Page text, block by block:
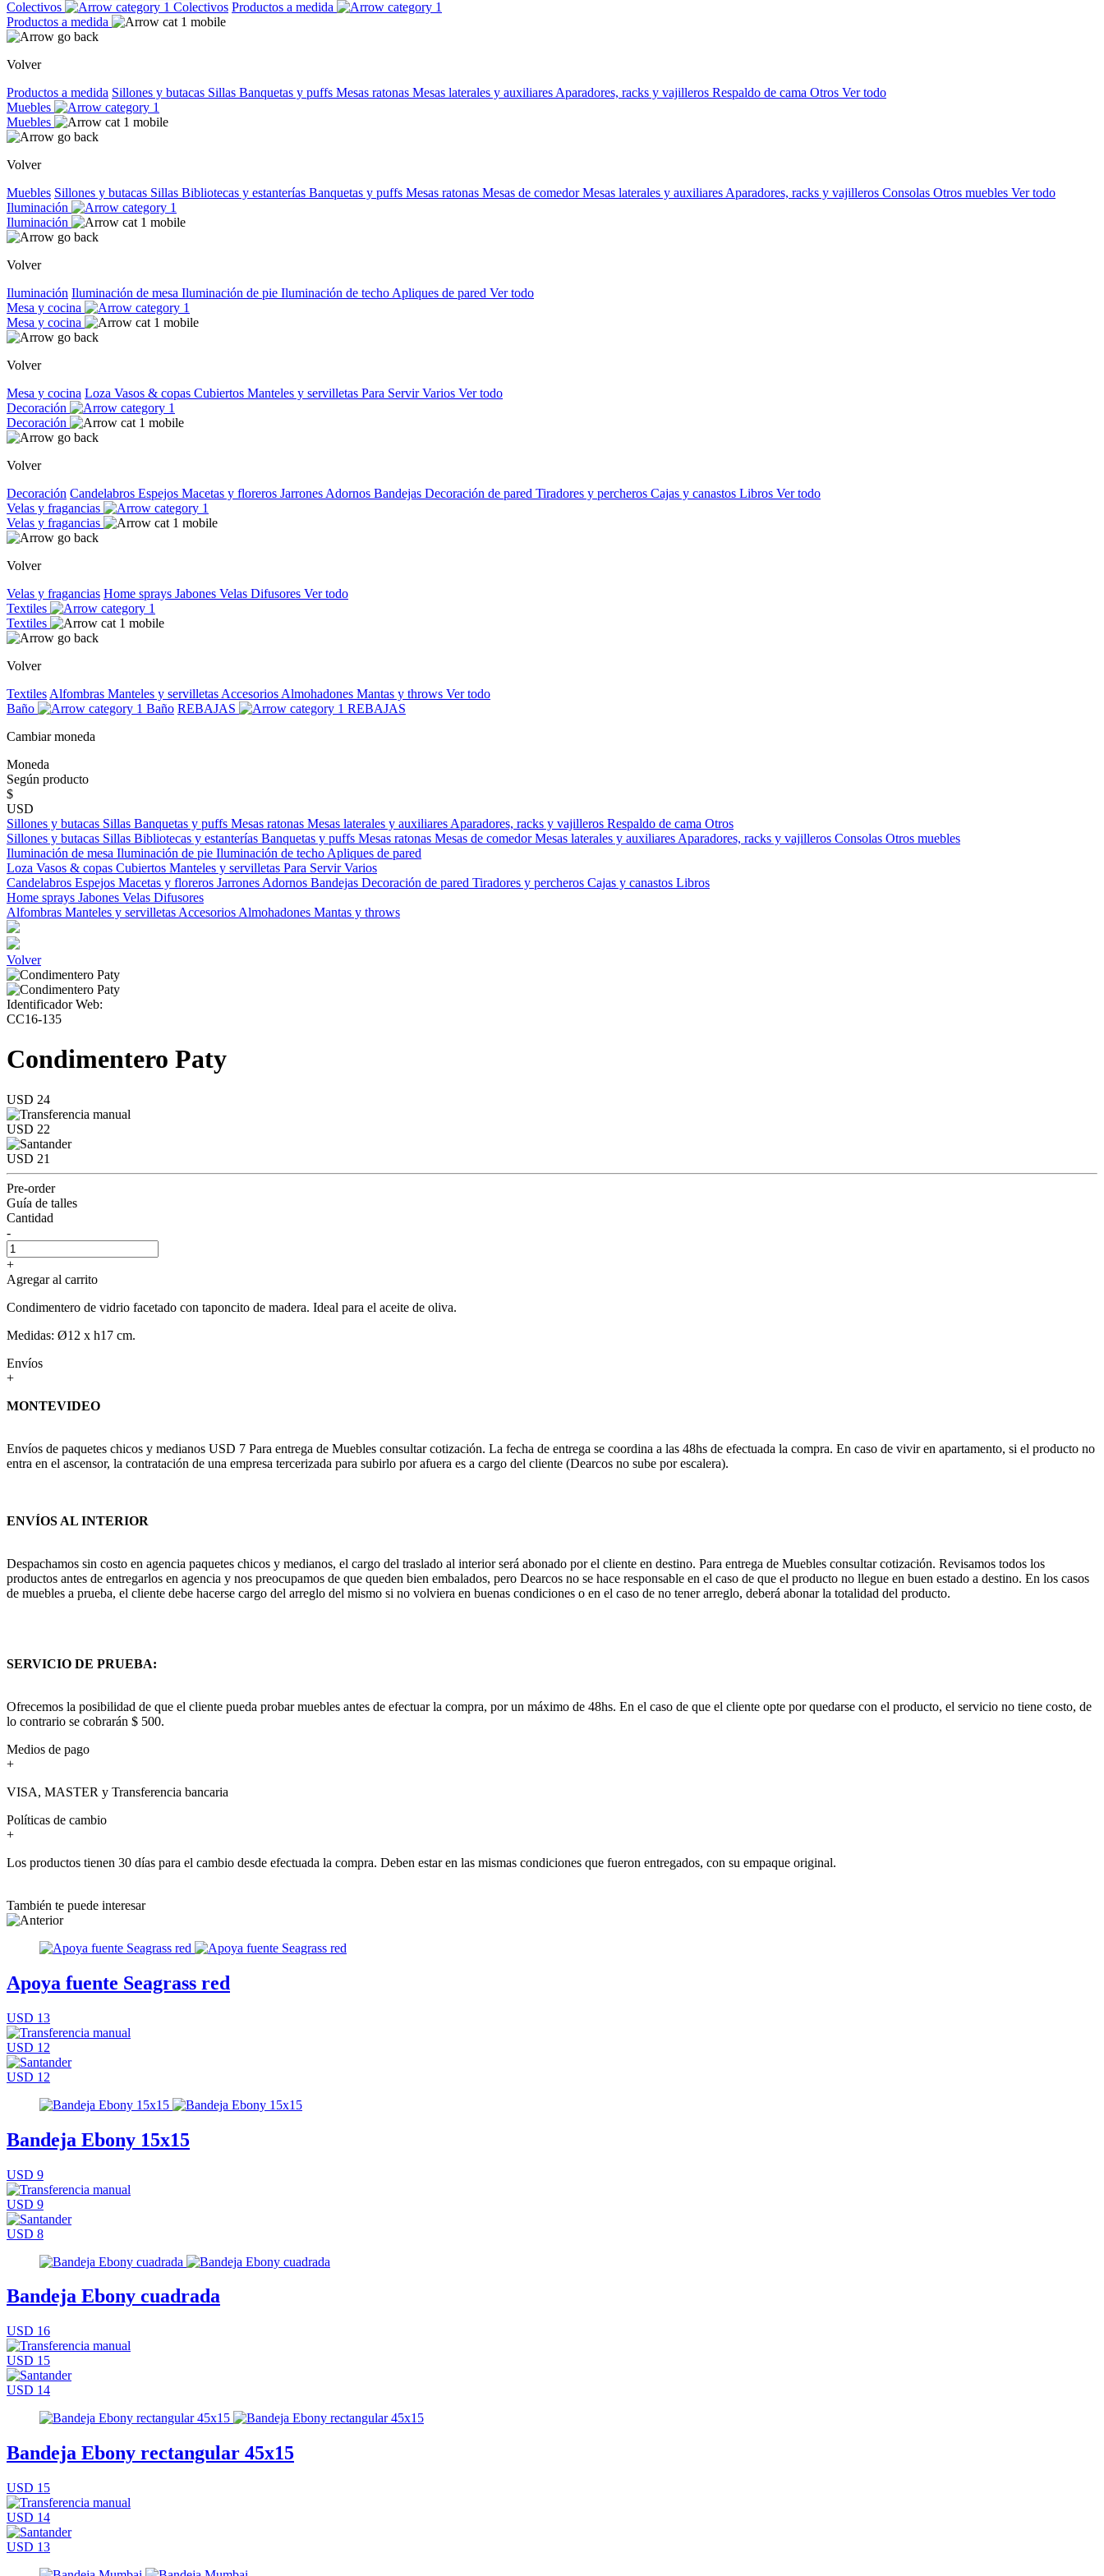
Colectivos Colectivos Productos a medida
Productos a medida
Volver
Productos a medida Sillones y butacas Sillas Banquetas y puffs Mesas ratonas Mesas laterales y auxiliares Aparadores, racks y vajilleros Respaldo de cama Otros Ver todo
Muebles
Muebles
Volver
Muebles Sillones y butacas Sillas Bibliotecas y estanterías Banquetas y puffs Mesas ratonas Mesas de comedorMesas laterales y auxiliares Aparadores, racks y vajilleros Consolas Otros muebles Ver todo
Iluminación
Iluminación
Volver
Iluminación Iluminación de mesa Iluminación de pie Iluminación de techo Apliques de pared Ver todo
Mesa y cocina
Mesa y cocina
Volver
Mesa y cocina Loza Vasos & copas Cubiertos Manteles y servilletas Para ServirVarios Ver todo
Decoración
Decoración
Volver
Decoración Candelabros Espejos Macetas y floreros Jarrones Adornos Bandejas Decoración de pared Tiradores y percheros Cajas y canastos Libros Ver todo
Velas y fragancias
Velas y fragancias
Volver
Velas y fragancias Home sprays Jabones Velas Difusores Ver todo
Textiles
Textiles
Volver
Textiles Alfombras Manteles y servilletas Accesorios Almohadones Mantas y throws Ver todo
Baño
Baño REBAJAS
REBAJAS
Cambiar moneda
Moneda
Según producto
$
USD
Sillones y butacas Sillas Banquetas y puffs Mesas ratonas Mesas laterales y auxiliares Aparadores, racks y vajilleros Respaldo de cama Otros
Sillones y butacas Sillas Bibliotecas y estanterías Banquetas y puffs Mesas ratonas Mesas de comedorMesas laterales y auxiliares Aparadores, racks y vajilleros Consolas Otros muebles
Iluminación de mesa Iluminación de pie Iluminación de techo Apliques de pared
Loza Vasos & copas Cubiertos Manteles y servilletas Para ServirVarios
Candelabros Espejos Macetas y floreros Jarrones Adornos Bandejas Decoración de pared Tiradores y percheros Cajas y canastos Libros
Home sprays Jabones Velas Difusores
Alfombras Manteles y servilletas Accesorios Almohadones Mantas y throws
Volver
Identificador Web:
CC16-135
Condimentero Paty
USD 24
USD 22
USD 21
Pre-order
Guía de talles
Cantidad
-
+
Agregar al carrito
Condimentero de vidrio facetado con taponcito de madera. Ideal para el aceite de oliva.
Medidas: Ø12 x h17 cm.
Envíos
+
MONTEVIDEO
Envíos de paquetes chicos y medianos USD 7 Para entrega de Muebles consultar cotización. La fecha de entrega se coordina a las 48hs de efectuada la compra. En caso de vivir en apartamento, si el producto no
entra en el ascensor, la contratación de una empresa tercerizada para subirlo por afuera es a cargo del cliente (Dearcos no sube por escalera).
ENVÍOS AL INTERIOR
Despachamos sin costo en agencia paquetes chicos y medianos, el cargo del traslado al interior será abonado por el cliente en destino. Para entrega de Muebles consultar cotización. Revisamos todos los
productos antes de entregarlos en agencia y nos preocupamos de que queden bien embalados, pero Dearcos no se hace responsable en el caso de que el producto no llegue en buen estado a destino. En los casos
de muebles a prueba, el cliente debe hacerse cargo del arreglo del mismo si no volviera en buenas condiciones o en el caso de no tener arreglo, deberá abonar la totalidad del producto.
SERVICIO DE PRUEBA:
Ofrecemos la posibilidad de que el cliente pueda probar muebles antes de efectuar la compra, por un máximo de 48hs. En el caso de que el cliente opte por quedarse con el producto, el servicio no tiene costo, de
lo contrario se cobrarán $ 500.
Medios de pago
+
VISA, MASTER y Transferencia bancaria
Políticas de cambio
+
Los productos tienen 30 días para el cambio desde efectuada la compra. Deben estar en las mismas condiciones que fueron entregados, con su empaque original.
También te puede interesar
Apoya fuente Seagrass red
USD 13
USD 12
USD 12
Bandeja Ebony 15x15
USD 9
USD 9
USD 8
Bandeja Ebony cuadrada
USD 16
USD 15
USD 14
Bandeja Ebony rectangular 45x15
USD 15
USD 14
USD 13